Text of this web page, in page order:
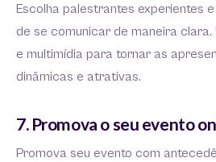
Escolha palestrantes experientes
de se comunicar de maneira
e multimídia para tornar as
dinâmicas e atrativas.
7. Promova o seu evento
Promova seu evento com